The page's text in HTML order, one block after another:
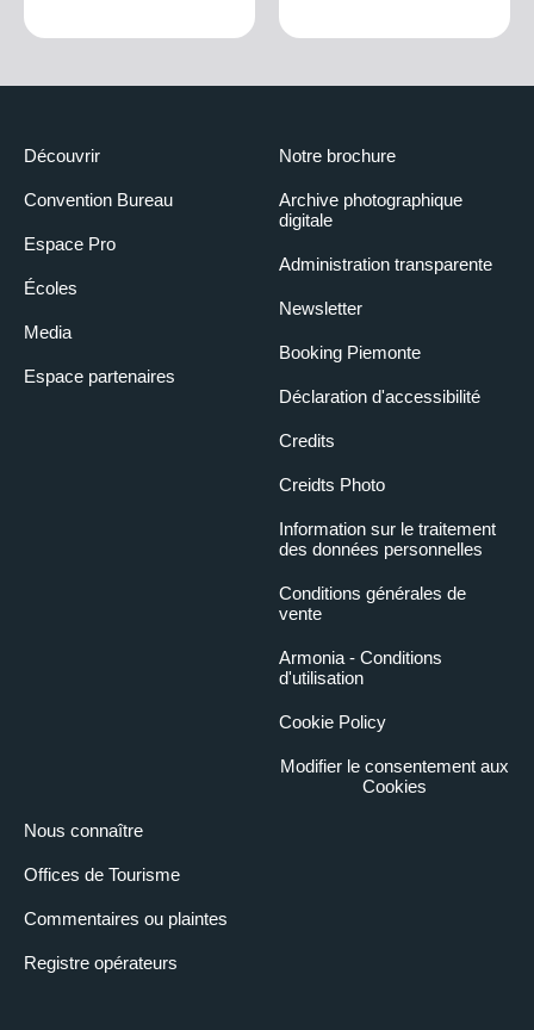
Découvrir
Convention Bureau
Espace Pro
Écoles
Media
Espace partenaires
Nous connaître
Offices de Tourisme
Commentaires ou plaintes
Registre opérateurs
Notre brochure
Archive photographique
digitale
Administration transparente
Newsletter
Booking Piemonte
Déclaration d'accessibilité
Credits
Creidts Photo
Information sur le traitement
des données personnelles
Conditions générales de
vente
Armonia - Conditions
d'utilisation
Cookie Policy
Modifier le consentement aux
Cookies